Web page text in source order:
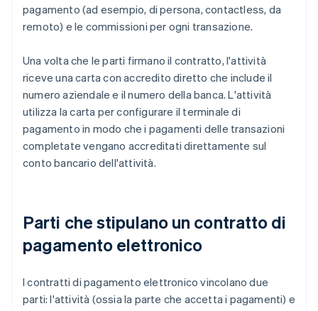
pagamento (ad esempio, di persona, contactless, da
remoto) e le commissioni per ogni transazione.
Una volta che le parti firmano il contratto, l'attività
riceve una carta con accredito diretto che include il
numero aziendale e il numero della banca. L'attività
utilizza la carta per configurare il terminale di
pagamento in modo che i pagamenti delle transazioni
completate vengano accreditati direttamente sul
conto bancario dell'attività.
Parti che stipulano un contratto di
pagamento elettronico
I contratti di pagamento elettronico vincolano due
parti: l'attività (ossia la parte che accetta i pagamenti) e